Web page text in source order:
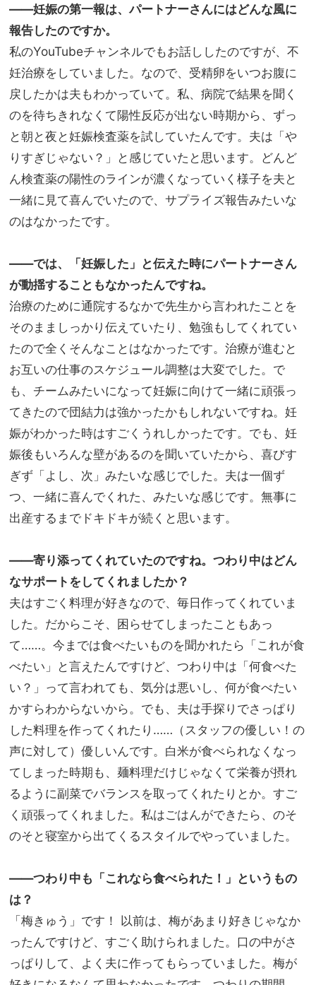
――妊娠の第一報は、パートナーさんにはどんな風に
報告したのですか。
私のYouTubeチャンネルでもお話ししたのですが、不
妊治療をしていました。なので、受精卵をいつお腹に
戻したかは夫もわかっていて。私、病院で結果を聞く
のを待ちきれなくて陽性反応が出ない時期から、ずっ
と朝と夜と妊娠検査薬を試していたんです。夫は「や
りすぎじゃない？」と感じていたと思います。どんど
ん検査薬の陽性のラインが濃くなっていく様子を夫と
一緒に見て喜んでいたので、サプライズ報告みたいな
のはなかったです。
――では、「妊娠した」と伝えた時にパートナーさん
が動揺することもなかったんですね。
治療のために通院するなかで先生から言われたことを
そのまましっかり伝えていたり、勉強もしてくれてい
たので全くそんなことはなかったです。治療が進むと
お互いの仕事のスケジュール調整は大変でした。で
も、チームみたいになって妊娠に向けて一緒に頑張っ
てきたので団結力は強かったかもしれないですね。妊
娠がわかった時はすごくうれしかったです。でも、妊
娠後もいろんな壁があるのを聞いていたから、喜びす
ぎず「よし、次」みたいな感じでした。夫は一個ず
つ、一緒に喜んでくれた、みたいな感じです。無事に
出産するまでドキドキが続くと思います。
――寄り添ってくれていたのですね。つわり中はどん
なサポートをしてくれましたか？
夫はすごく料理が好きなので、毎日作ってくれていま
した。だからこそ、困らせてしまったこともあっ
て……。今までは食べたいものを聞かれたら「これが食
べたい」と言えたんですけど、つわり中は「何食べた
い？」って言われても、気分は悪いし、何が食べたい
かすらわからないから。でも、夫は手探りでさっぱり
した料理を作ってくれたり …… （スタッフの優しい！の
声に対して）優しいんです。白米が食べられなくなっ
てしまった時期も、麺料理だけじゃなくて栄養が摂れ
るように副菜でバランスを取ってくれたりとか。すご
く頑張ってくれました。私はごはんができたら、のそ
のそと寝室から出てくるスタイルでやっていました。
――つわり中も「これなら食べられた！」というもの
は？
「梅きゅう」です！ 以前は、梅があまり好きじゃなか
ったんですけど、すごく助けられました。口の中がさ
っぱりして、よく夫に作ってもらっていました。梅が